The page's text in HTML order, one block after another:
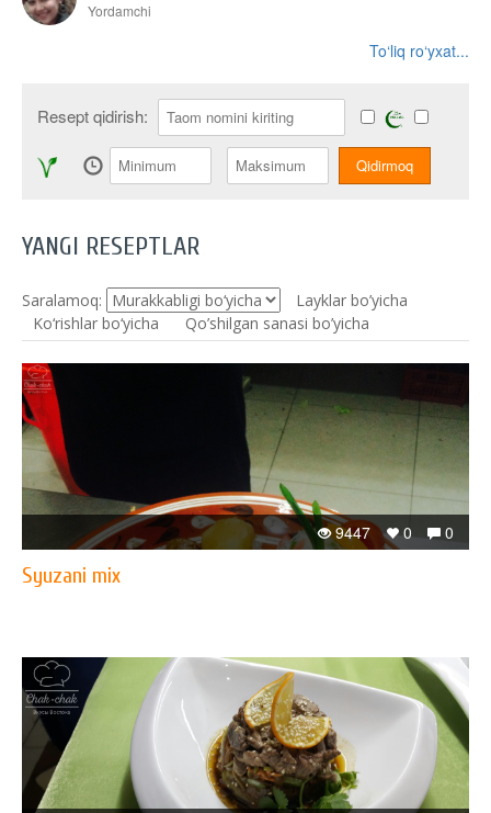
Yordamchi
To‘liq ro‘yxat...
Resept qidirish:
YANGI RESEPTLAR
Saralamoq:
Layklar bo’yicha
Ko‘rishlar bo‘yicha
Qo’shilgan sanasi bo’yicha
0
0
9447
Syuzani mix